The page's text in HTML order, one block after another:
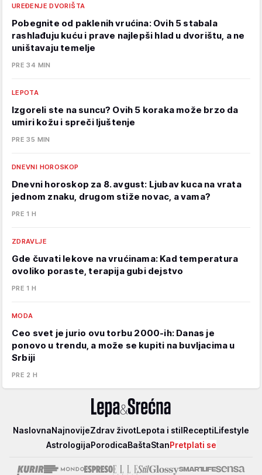
UREĐENJE DVORIŠTA
Pobegnite od paklenih vrućina: Ovih 5 stabala
rashlađuju kuću i prave najlepši hlad u dvorištu, a ne
uništavaju temelje
PRE 34 MIN
LEPOTA
Izgoreli ste na suncu? Ovih 5 koraka može brzo da
umiri kožu i spreči ljuštenje
PRE 35 MIN
DNEVNI HOROSKOP
Dnevni horoskop za 8. avgust: Ljubav kuca na vrata
jednom znaku, drugom stiže novac, a vama?
PRE 1 H
ZDRAVLJE
Gde čuvati lekove na vrućinama: Kad temperatura
ovoliko poraste, terapija gubi dejstvo
PRE 1 H
MODA
Ceo svet je jurio ovu torbu 2000-ih: Danas je
ponovo u trendu, a može se kupiti na buvljacima u
Srbiji
PRE 2 H
Lepa
NaslovnaNajnovijeZdrav životLepota i stilReceptiLifestyle
AstrologijaPorodicaBaštaStanPretplati se